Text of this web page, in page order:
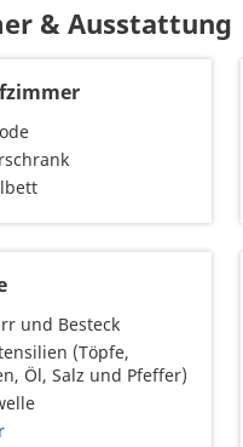
& Ausstattung
und Besteck
(Töpfe,
Öl, Salz und Pfeffer)